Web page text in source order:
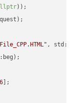
))
,
];